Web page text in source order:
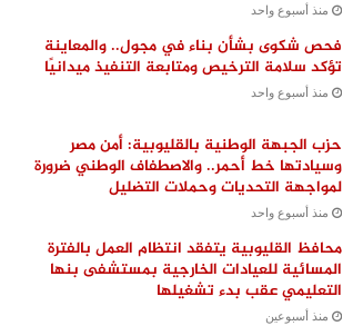
منذ أسبوع واحد
فحص شكوى بشأن بناء في مجول.. والمعاينة
تؤكد سلامة الترخيص ومتابعة التنفيذ ميدانيًا
منذ أسبوع واحد
حزب الجبهة الوطنية بالقليوبية: أمن مصر
وسيادتها خط أحمر.. والاصطفاف الوطني ضرورة
لمواجهة التحديات وحملات التضليل
منذ أسبوع واحد
محافظ القليوبية يتفقد انتظام العمل بالفترة
المسائية للعيادات الخارجية بمستشفى بنها
التعليمي عقب بدء تشغيلها
منذ أسبوعين